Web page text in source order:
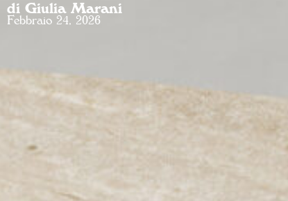
di Giulia Marani
Febbraio 24, 2026